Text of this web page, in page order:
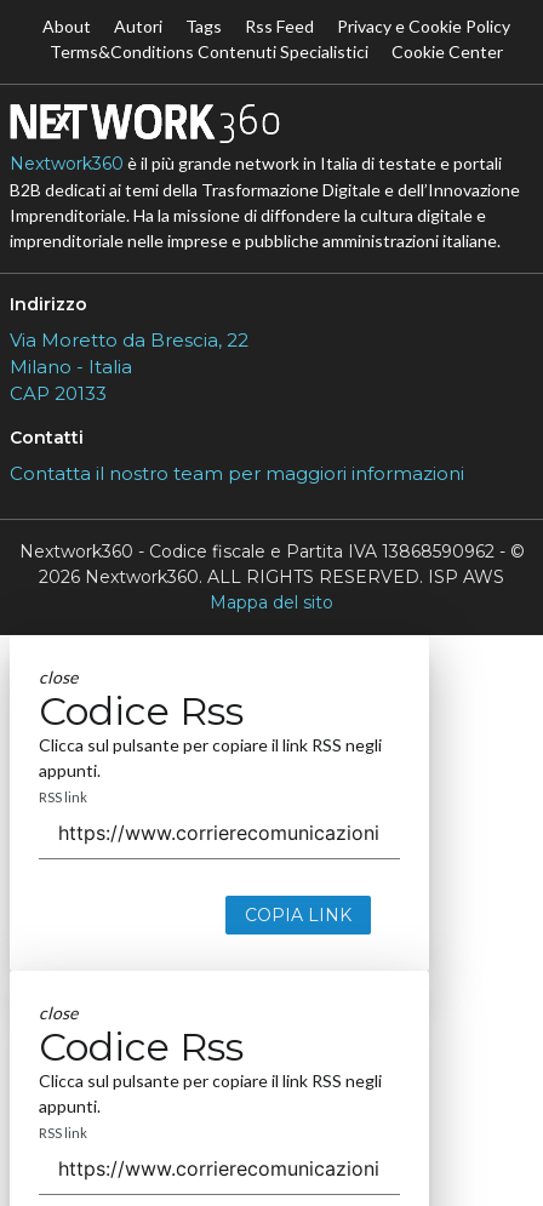
About Autori Tags Rss Feed
Privacy e Cookie Policy
Terms&Conditions Contenuti Specialistici
Cookie Center
Nextwork360 è il più grande network in Italia di testate e portali
B2B dedicati ai temi della Trasformazione Digitale e dell’Innovazione
Imprenditoriale. Ha la missione di diffondere la cultura digitale e
imprenditoriale nelle imprese e pubbliche amministrazioni italiane.
Indirizzo
Via Moretto da Brescia, 22
Milano - Italia
CAP 20133
Contatti
Contatta il nostro team per maggiori informazioni
Nextwork360 - Codice fiscale e Partita IVA 13868590962 - ©
2026 Nextwork360. ALL RIGHTS RESERVED. ISP AWS
Mappa del sito
close
Codice Rss
Clicca sul pulsante per copiare il link RSS negli
appunti.
RSS link
COPIA LINK
close
Codice Rss
Clicca sul pulsante per copiare il link RSS negli
appunti.
RSS link